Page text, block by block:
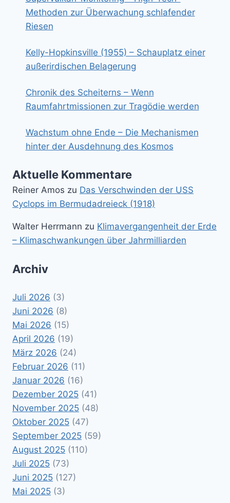
Methoden zur Überwachung schlafender
Riesen
Kelly-Hopkinsville (1955) – Schauplatz einer
außerirdischen Belagerung
Chronik des Scheiterns – Wenn
Raumfahrtmissionen zur Tragödie werden
Wachstum ohne Ende – Die Mechanismen
hinter der Ausdehnung des Kosmos
Aktuelle Kommentare
Reiner Amos zu Das Verschwinden der USS
Cyclops im Bermudadreieck (1918)
Walter Herrmann zu Klimavergangenheit der Erde
– Klimaschwankungen über Jahrmilliarden
Archiv
Juli 2026 (3)
Juni 2026 (8)
Mai 2026 (15)
April 2026 (19)
März 2026 (24)
Februar 2026 (11)
Januar 2026 (16)
Dezember 2025 (41)
November 2025 (48)
Oktober 2025 (47)
September 2025 (59)
August 2025 (110)
Juli 2025 (73)
Juni 2025 (127)
Mai 2025 (3)